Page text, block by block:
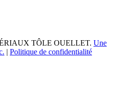
TÔLE OUELLET. Une
| Politique de confidentialité